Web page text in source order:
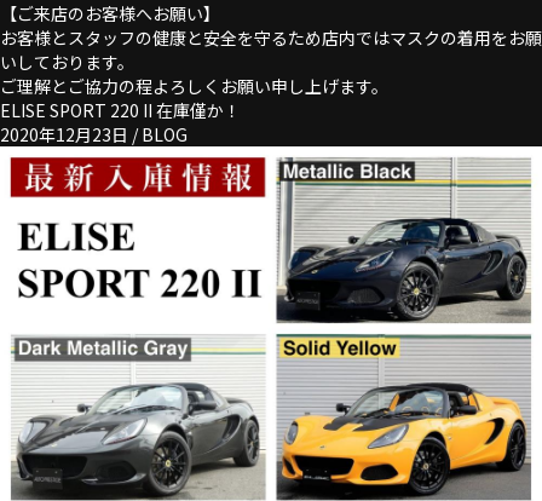
【ご来店のお客様へお願い】
お客様とスタッフの健康と安全を守るため店内ではマスクの着用をお願
いしております。
ご理解とご協力の程よろしくお願い申し上げます。
ELISE SPORT 220 II 在庫僅か！
2020年12月23日 /BLOG